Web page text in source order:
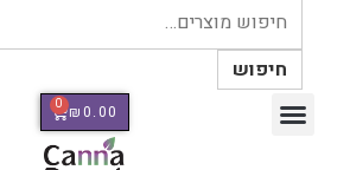
חיפוש
₪0.00
0